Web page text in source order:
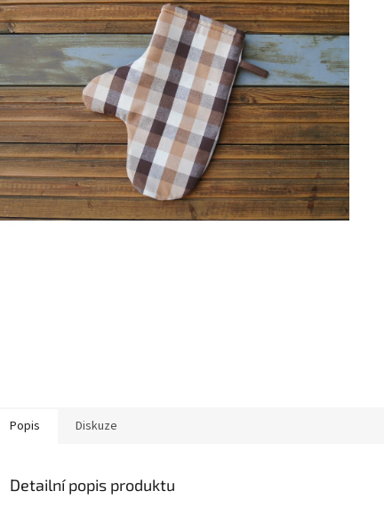
Popis Diskuze
Detailní popis produktu